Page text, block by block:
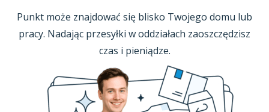
Punkt może znajdować się blisko Twojego domu lub
pracy. Nadając przesyłki w oddziałach zaoszczędzisz
czas i pieniądze.